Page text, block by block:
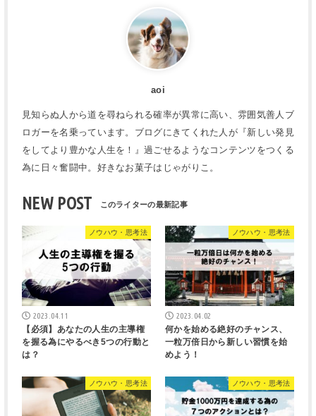
aoi
見知らぬ人から道を尋ねられる確率が異常に高い、雰囲気善人ブ
ロガーを名乗っています。ブログにきてくれた人が『新しい発見
をしてより豊かな人生を！』過ごせるようなコンテンツをつくる
為に日々奮闘中。好きなお菓子はじゃがりこ。
NEW POST
ノウハウ・思考法
2023.04.11
【必須】あなたの人生の主導権
を握る為にやるべき5つの行動と
は？
ノウハウ・思考法
2023.04.02
何かを始める絶好のチャンス、
一粒万倍日から新しい習慣を始
めよう！
ノウハウ・思考法 ノウハウ・思考法